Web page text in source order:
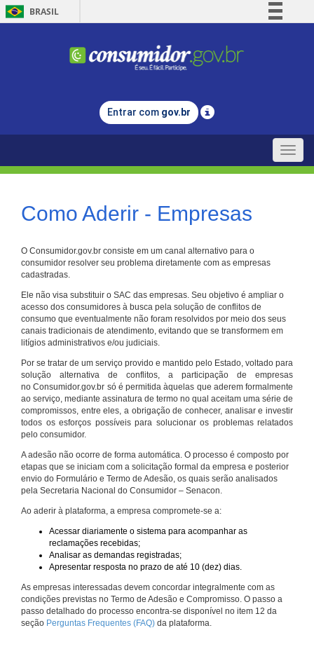
BRASIL
Comunica BR
Legislação
Entrar com gov.br
Toggle
Como Aderir - Empresas
O Consumidor.gov.br consiste em um canal alternativo para o
consumidor resolver seu problema diretamente com as empresas
cadastradas.
Ele não visa substituir o SAC das empresas. Seu objetivo é ampliar o
acesso dos consumidores à busca pela solução de conflitos de
consumo que eventualmente não foram resolvidos por meio dos seus
canais tradicionais de atendimento, evitando que se transformem em
litígios administrativos e/ou judiciais.
Por se tratar de um serviço provido e mantido pelo Estado, voltado para
solução alternativa de conflitos, a participação de empresas
no Consumidor.gov.br só é permitida àquelas que aderem formalmente
ao serviço, mediante assinatura de termo no qual aceitam uma série de
compromissos, entre eles, a obrigação de conhecer, analisar e investir
todos os esforços possíveis para solucionar os problemas relatados
pelo consumidor.
A adesão não ocorre de forma automática. O processo é composto por
etapas que se iniciam com a solicitação formal da empresa e posterior
envio do Formulário e Termo de Adesão, os quais serão analisados
pela Secretaria Nacional do Consumidor – Senacon.
Ao aderir à plataforma, a empresa compromete-se a:
Acessar diariamente o sistema para acompanhar as
reclamações recebidas;
Analisar as demandas registradas;
Apresentar resposta no prazo de até 10 (dez) dias.
As empresas interessadas devem concordar integralmente com as
condições previstas no Termo de Adesão e Compromisso. O passo a
passo detalhado do processo encontra-se disponível no item 12 da
seção Perguntas Frequentes (FAQ) da plataforma.